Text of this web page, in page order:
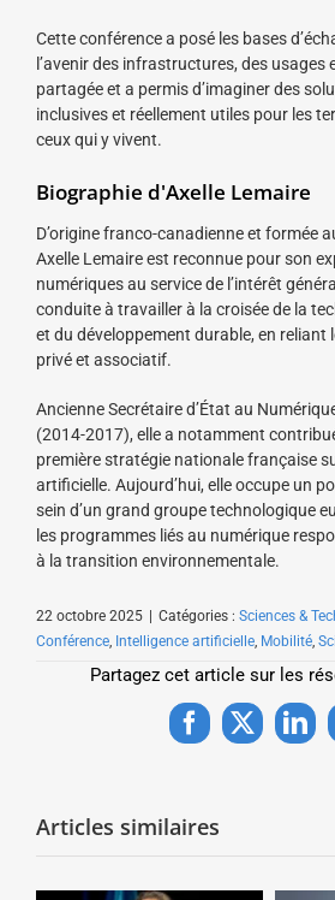
Cette conférence a posé les bases
l’avenir des infrastructures, des usages
partagée et a permis d’imaginer des
inclusives et réellement utiles pour les
ceux qui y vivent.
Biographie d'Axelle Lemaire
D’origine franco-canadienne et formée
Axelle Lemaire est reconnue pour son
numériques au service de l’intérêt
conduite à travailler à la croisée de la
et du développement durable, en reliant
privé et associatif.
Ancienne Secrétaire d’État au
(2014-2017), elle a notamment
première stratégie nationale française
artificielle. Aujourd’hui, elle occupe un
sein d’un grand groupe technologique
les programmes liés au numérique
à la transition environnementale.
22 octobre 2025 | Catégories : Sciences &
Conférence Intelligence artificielle Mobilité
Partagez cet article sur les
Facebook
X
Articles similaires